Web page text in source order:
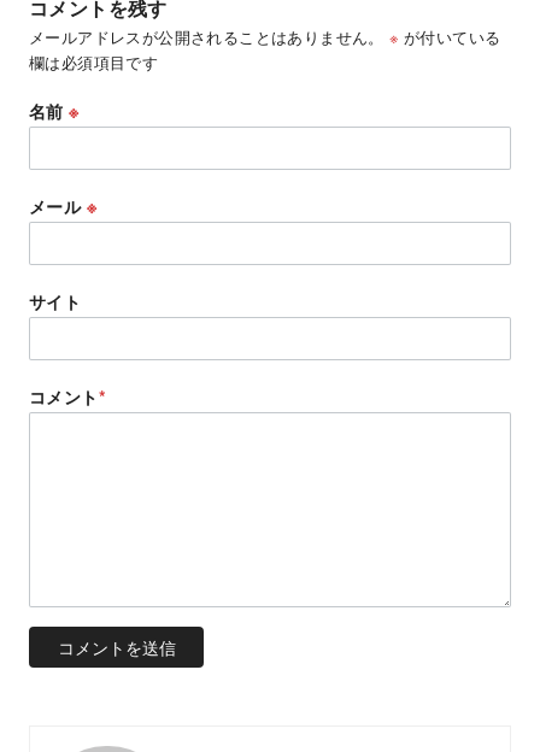
コメントを残す
メールアドレスが公開されることはありません。 ※ が付いている
欄は必須項目です
名前※
メール ※
サイト
コメント*